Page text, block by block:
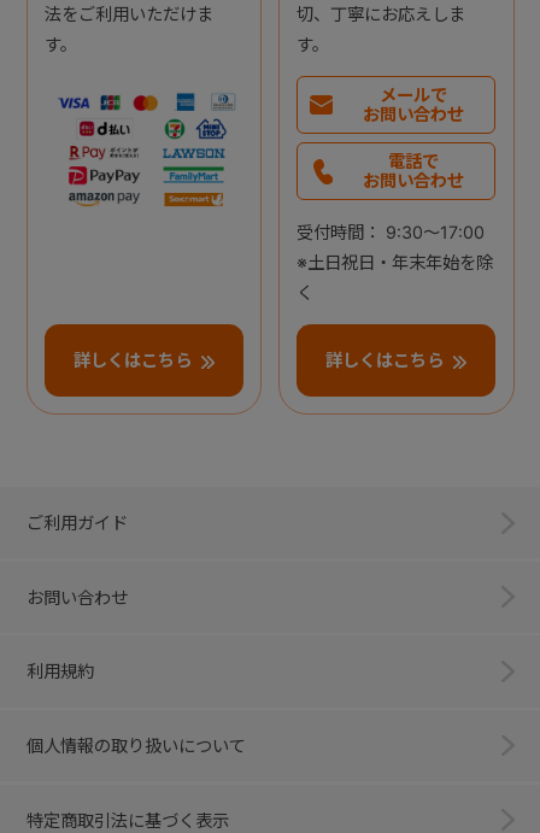
法をご利用いただけま
す。
詳しくはこちら
切、丁寧にお応えしま
す。
メールで
お問い合わせ
電話で
お問い合わせ
受付時間： 9:30～17:00
※土日祝日・年末年始を除
く
詳しくはこちら
ご利用ガイド
お問い合わせ
利用規約
個人情報の取り扱いについて
特定商取引法に基づく表示